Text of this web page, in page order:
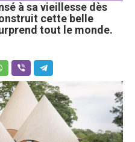
à sa vieillesse dès
cette belle
tout le monde.